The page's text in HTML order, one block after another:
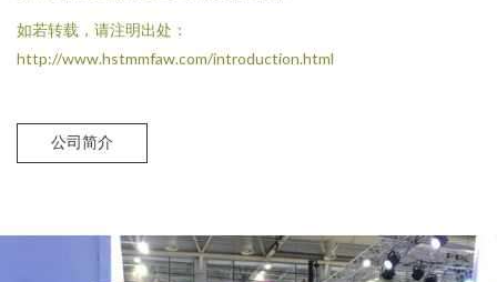
如若转载，请注明出处：
http://www.hstmmfaw.com/introduction.html
公司简介